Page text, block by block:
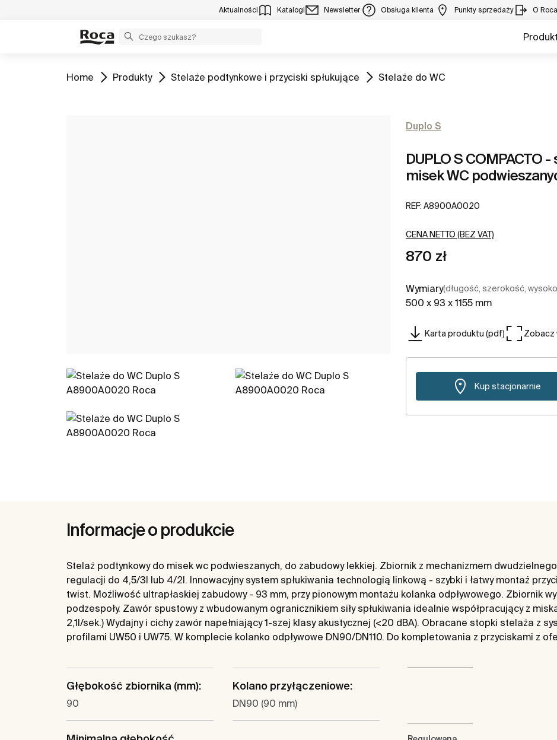
Aktualności Katalogi Newsletter Obsługa klienta Punkty sprzedaży O Roca
Zobacz
Home Zobacz
Produkty Zobacz
Stelaże podtynkowe i przyciski spłukujące Zobacz
Stelaże do WC
Duplo S
DUPLO S COMPACTO
misek WC
REF: A8900A0020
CENA NETTO (BEZ VAT)
870 zł
Wymiary(długość, szerokość,
500 x 93 x 1155 mm
Karta produktu (pdf) Zobacz
Kup stacjonarnie
Informacje o produkcie
Stelaż podtynkowy do misek wc podwieszanych, do zabudowy lekkiej. Zbiornik z mechanizmem
regulacji do 4,5/3l lub 4/2l. Innowacyjny system spłukiwania technologią linkową - szybki i łatwy montaż
twist. Możliwość ultrapłaskiej zabudowy - 93 mm, przy pionowym montażu kolanka odpływowego. Zbiornik
podzespoły. Zawór spustowy z wbudowanym ogranicznikiem siły spłukiwania idealnie współpracujący z
2,1l/sek.) Wydajny i cichy zawór napełniający 1-szej klasy akustycznej (<20 dBA). Obracane stopki stelaża z
profilami UW50 i UW75. W komplecie kolanko odpływowe DN90/DN110. Do kompletowania z przyciskami z
Głębokość zbiornika (mm):
90
Kolano przyłączeniowe:
DN90 (90 mm)